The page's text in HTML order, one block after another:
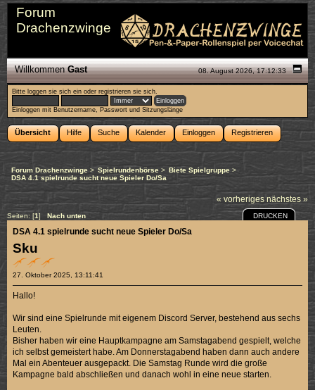
Forum
Drachenzwinge
08. August 2026, 17:12:33
WillkommenGast
Bitte loggen sie sich ein oderregistrieren sie sich.
Einloggen mit Benutzername, Passwort und Sitzungslänge
Übersicht Hilfe Suche Kalender Einloggen Registrieren
Forum Drachenzwinge > Spielrundenbörse> Biete Spielgruppe>
DSA 4.1 spielrunde sucht neue Spieler Do/Sa
« vorheriges nächstes »
Seiten: [1] Nach unten DRUCKEN
Sku
27. Oktober 2025, 13:11:41
DSA 4.1 spielrunde sucht neue Spieler Do/Sa
Hallo!
Wir sind eine Spielrunde mit eigenem Discord Server, bestehend aus sechs
Leuten.
Bisher haben wir eine Hauptkampagne am Samstagabend gespielt, welche
ich selbst gemeistert habe. Am Donnerstagabend haben dann auch andere
Mal ein Abenteuer ausgepackt. Die Samstag Runde wird die große
Kampagne bald abschließen und danach wohl in eine neue starten.